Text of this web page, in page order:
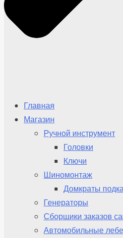
Главная
Магазин
Ручной инструмент
Головки
Ключи
Шиномонтаж
Домкраты
Генераторы
Сборщики заказов
Автомобильные